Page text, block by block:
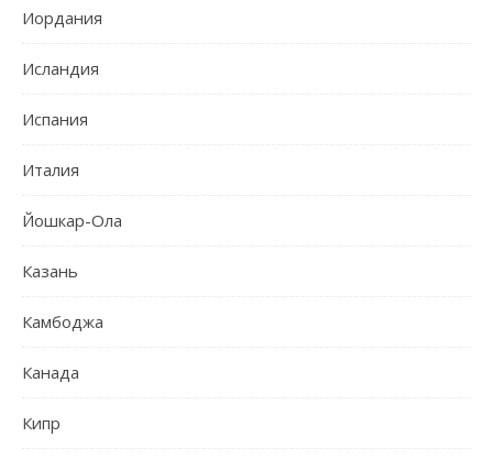
Иордания
Исландия
Испания
Италия
Йошкар-Ола
Казань
Камбоджа
Канада
Кипр